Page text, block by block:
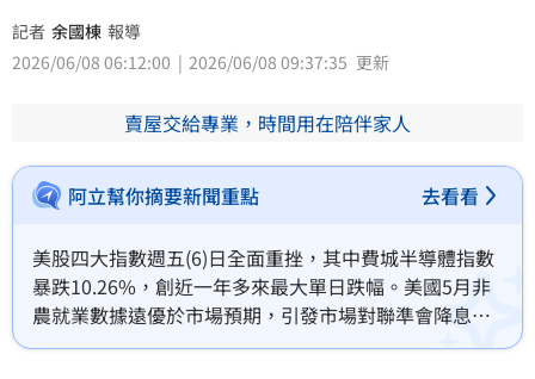
記者 余國棟 報導
2026/06/08 06:12:00
2026/06/08 09:37:35 更新
賣屋交給專業，時間用在陪伴家人
阿立幫你摘要新聞重點 去看看
美股四大指數週五(6)日全面重挫，其中費城半導體指數
暴跌10.26%，創近一年多來最大單日跌幅。美國5月非
農就業數據遠優於市場預期，引發市場對聯準會降息時
程延後的憂慮，受到國際股市重挫衝擊，台指期夜盤狂